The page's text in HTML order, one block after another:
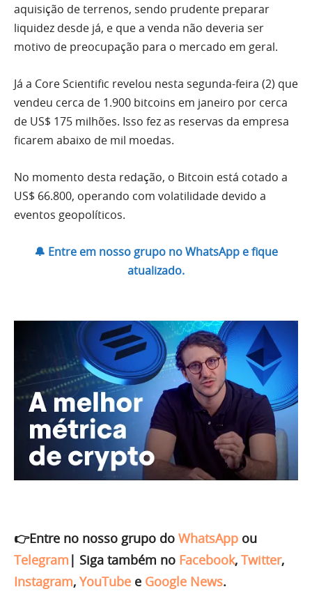
aquisição de terrenos, sendo prudente preparar
liquidez desde já, e que a venda não deveria ser
motivo de preocupação para o mercado em geral.
Já a Core Scientific revelou nesta segunda-feira (2) que
vendeu cerca de 1.900 bitcoins em janeiro por cerca
de US$ 175 milhões. Isso fez as reservas da empresa
ficarem abaixo de mil moedas.
No momento desta redação, o Bitcoin está cotado a
US$ 66.800, operando com volatilidade devido a
eventos geopolíticos.
🔔 Entre em nosso grupo no WhatsApp e fique
atualizado.
👉Entre no nosso grupo do WhatsApp ou
Telegram | Siga também no Facebook, Twitter,
Instagram, YouTube e Google News.